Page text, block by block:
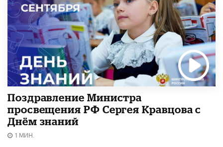
Поздравление Министра
просвещения РФ Сергея Кравцова с
Днём знаний
1 МИН.